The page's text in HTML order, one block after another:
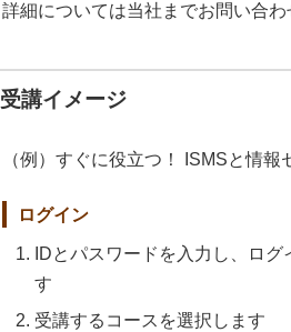
詳細については当社までお問い合わ
受講イメージ
（例）すぐに役立つ！ ISMSと情報
ログイン
IDとパスワードを入力し、ロ
す
受講するコースを選択します